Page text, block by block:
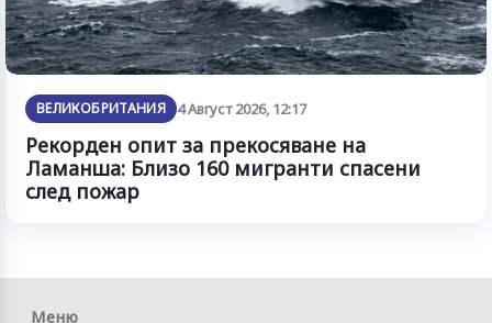
ВЕЛИКОБРИТАНИЯ 4 Август 2026, 12:17
Рекорден опит за прекосяване на
Ламанша: Близо 160 мигранти спасени
след пожар
Меню